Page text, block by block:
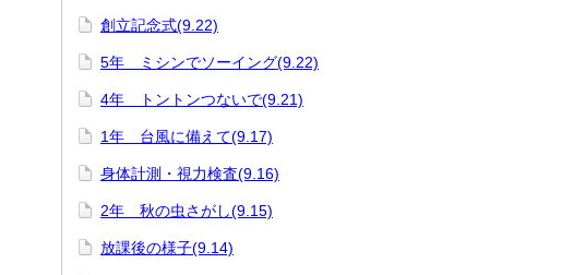
創立記念式(9.22)
5年 ミシンでソーイング(9.22)
4年 トントンつないで(9.21)
1年 台風に備えて(9.17)
身体計測・視力検査(9.16)
2年 秋の虫さがし(9.15)
放課後の様子(9.14)